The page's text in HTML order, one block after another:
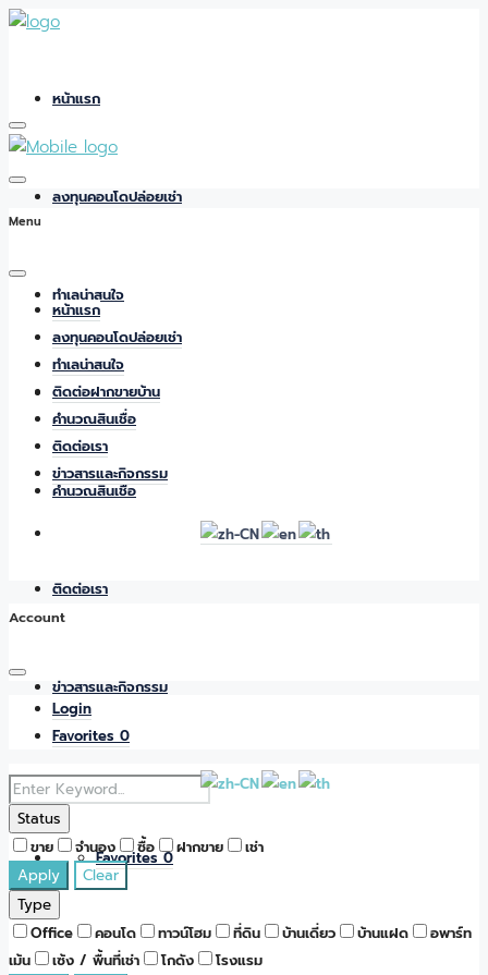
หน้าแรก
ลงทุนคอนโดปล่อยเช่า
ทำเลน่าสนใจ
ติดต่อฝากขายบ้าน
คำนวณสินเชื่อ
ติดต่อเรา
ข่าวสารและกิจกรรม
Favorites0
Menu
หน้าแรก
ลงทุนคอนโดปล่อยเช่า
ทำเลน่าสนใจ
ติดต่อฝากขายบ้าน
คำนวณสินเชื่อ
ติดต่อเรา
ข่าวสารและกิจกรรม
Account
Login
Favorites 0
Status
ขาย จำนอง ซื้อ ฝากขาย เช่า
Apply
Clear
Type
Office คอนโด ทาวน์โฮม ที่ดิน บ้านเดี่ยว บ้านแฝด
อพาร์ท
เม้น
เซ้ง / พื้นที่เช่า โกดัง โรงแรม